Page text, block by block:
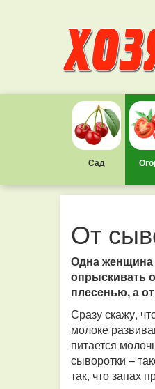
Сад
От
Одна женщина
опрыскивать
плесенью, а
Сразу скажу,
молоке
питается
сыворотки –
так, что запах